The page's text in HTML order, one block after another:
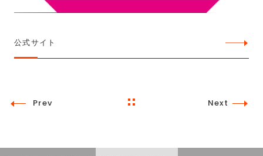
公式サイト
Prev Next